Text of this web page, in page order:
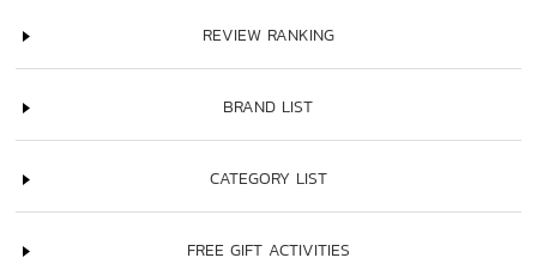
REVIEW RANKING
BRAND LIST
CATEGORY LIST
FREE GIFT ACTIVITIES